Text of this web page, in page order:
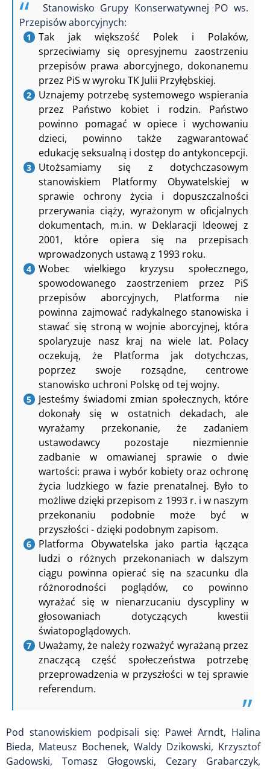
Stanowisko Grupy Konserwatywnej PO ws.
Przepisów aborcyjnych:
Tak jak większość Polek i Polaków,
sprzeciwiamy się opresyjnemu zaostrzeniu
przepisów prawa aborcyjnego, dokonanemu
przez PiS w wyroku TK Julii Przyłębskiej.
Uznajemy potrzebę systemowego wspierania
przez Państwo kobiet i rodzin. Państwo
powinno pomagać w opiece i wychowaniu
dzieci, powinno także zagwarantować
edukację seksualną i dostęp do antykoncepcji.
Utożsamiamy się z dotychczasowym
stanowiskiem Platformy Obywatelskiej w
sprawie ochrony życia i dopuszczalności
przerywania ciąży, wyrażonym w oficjalnych
dokumentach, m.in. w Deklaracji Ideowej z
2001, które opiera się na przepisach
wprowadzonych ustawą z 1993 roku.
Wobec wielkiego kryzysu społecznego,
spowodowanego zaostrzeniem przez PiS
przepisów aborcyjnych, Platforma nie
powinna zajmować radykalnego stanowiska i
stawać się stroną w wojnie aborcyjnej, która
spolaryzuje nasz kraj na wiele lat. Polacy
oczekują, że Platforma jak dotychczas,
poprzez swoje rozsądne, centrowe
stanowisko uchroni Polskę od tej wojny.
Jesteśmy świadomi zmian społecznych, które
dokonały się w ostatnich dekadach, ale
wyrażamy przekonanie, że zadaniem
ustawodawcy pozostaje niezmiennie
zadbanie w omawianej sprawie o dwie
wartości: prawa i wybór kobiety oraz ochronę
życia ludzkiego w fazie prenatalnej. Było to
możliwe dzięki przepisom z 1993 r. i w naszym
przekonaniu podobnie może być w
przyszłości - dzięki podobnym zapisom.
Platforma Obywatelska jako partia łącząca
ludzi o różnych przekonaniach w dalszym
ciągu powinna opierać się na szacunku dla
różnorodności poglądów, co powinno
wyrażać się w nienarzucaniu dyscypliny w
głosowaniach dotyczących kwestii
światopoglądowych.
Uważamy, że należy rozważyć wyrażaną przez
znaczącą część społeczeństwa potrzebę
przeprowadzenia w przyszłości w tej sprawie
referendum.
Pod stanowiskiem podpisali się: Paweł Arndt, Halina
Bieda, Mateusz Bochenek, Waldy Dzikowski, Krzysztof
Gadowski, Tomasz Głogowski, Cezary Grabarczyk,